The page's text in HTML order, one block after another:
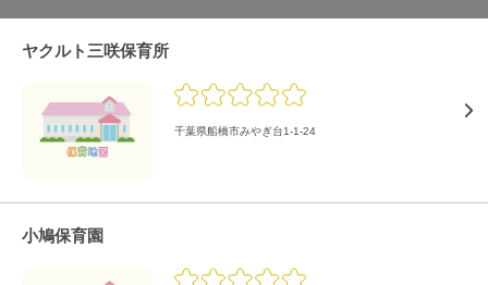
ヤクルト三咲保育所
千葉県船橋市みやぎ台1-1-24
小鳩保育園